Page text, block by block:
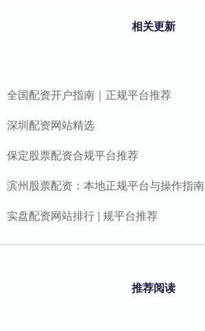
相关更新
全国配资开户指南｜正规平台推荐
深圳配资网站精选
保定股票配资合规平台推荐
滨州股票配资：本地正规平台与操作指南
实盘配资网站排行 | 规平台推荐
推荐阅读